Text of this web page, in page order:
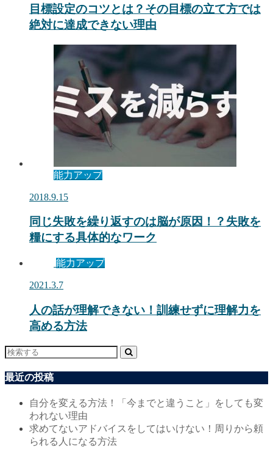
目標設定のコツとは？その目標の立て方では
絶対に達成できない理由
能力アップ
2018.9.15
同じ失敗を繰り返すのは脳が原因！？失敗を
糧にする具体的なワーク
能力アップ
2021.3.7
人の話が理解できない！訓練せずに理解力を
高める方法
最近の投稿
自分を変える方法！「今までと違うこと」をしても変
われない理由
求めてないアドバイスをしてはいけない！周りから頼
られる人になる方法